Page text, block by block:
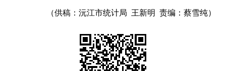
（供稿：沅江市统计局 王新明 责编：蔡雪纯）